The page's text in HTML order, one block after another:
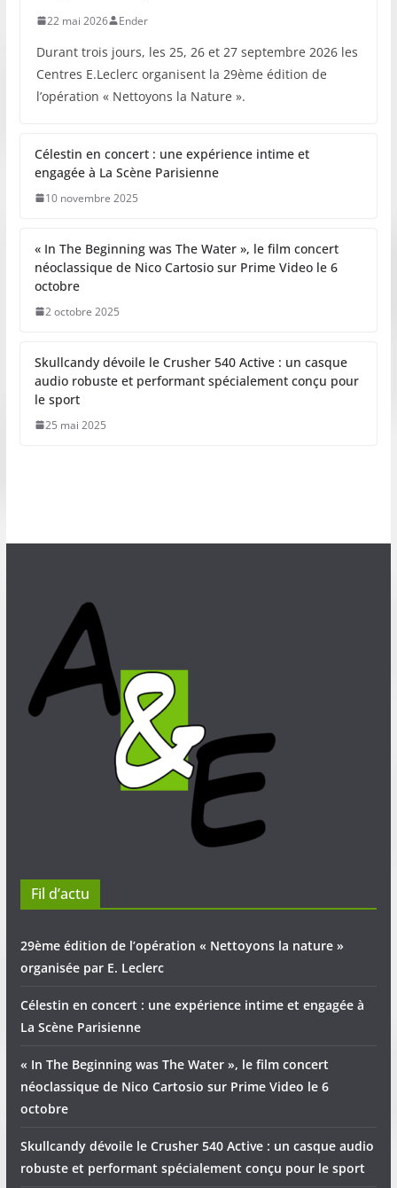
22 mai 2026 Ender
Durant trois jours, les 25, 26 et 27 septembre 2026 les
Centres E.Leclerc organisent la 29ème édition de
l’opération « Nettoyons la Nature ».
Célestin en concert : une expérience intime et
engagée à La Scène Parisienne
10 novembre 2025
« In The Beginning was The Water », le film concert
néoclassique de Nico Cartosio sur Prime Video le 6
octobre
2 octobre 2025
Skullcandy dévoile le Crusher 540 Active : un casque
audio robuste et performant spécialement conçu pour
le sport
25 mai 2025
Fil d’actu
29ème édition de l’opération « Nettoyons la nature »
organisée par E. Leclerc
Célestin en concert : une expérience intime et engagée à
La Scène Parisienne
« In The Beginning was The Water », le film concert
néoclassique de Nico Cartosio sur Prime Video le 6
octobre
Skullcandy dévoile le Crusher 540 Active : un casque audio
robuste et performant spécialement conçu pour le sport